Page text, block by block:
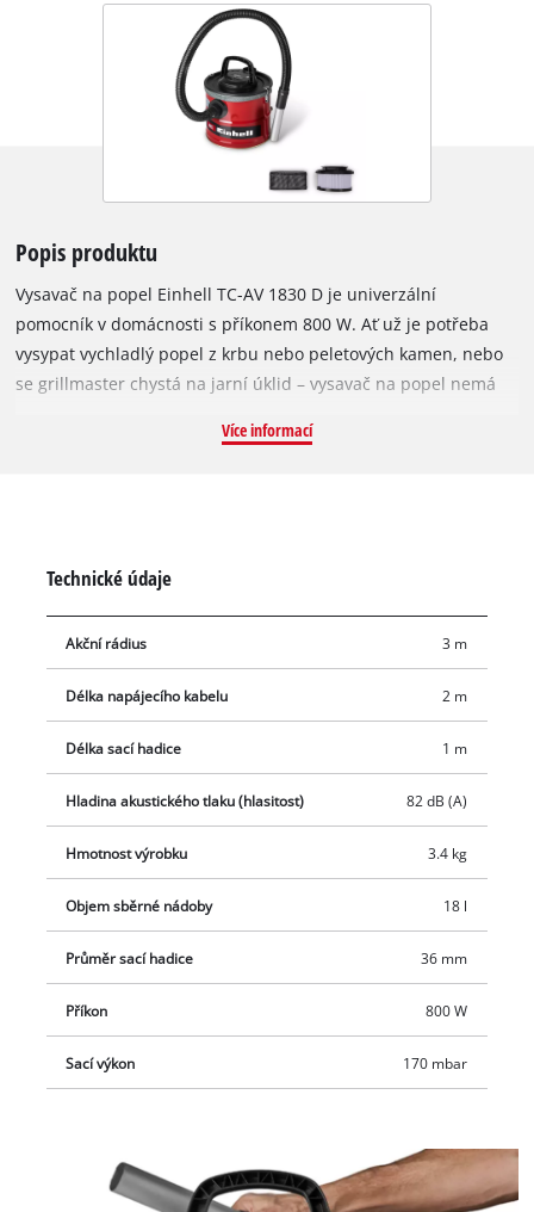
Popis produktu
Vysavač na popel Einhell TC-AV 1830 D je univerzální
pomocník v domácnosti s příkonem 800 W. Ať už je potřeba
vysypat vychladlý popel z krbu nebo peletových kamen, nebo
se grillmaster chystá na jarní úklid – vysavač na popel nemá
výdrž i při delším používání. Maximální sací výkon činí 170
brání rychlému zanášení skládaného filtru. Nádobu na popel
lze snadno vyprázdnit pomocí rychloupínacích uzávěrů.
Napájecí kabel se jednoduše a přehledně uloží pomocí pásku
na výstup vzduchu. Součástí balení je kovem zesílená sací
hadice a hliníková sací trubka.
Více informací
Technické údaje
Akční rádius 3 m
Délka napájecího kabelu 2 m
Délka sací hadice 1 m
Hladina akustického tlaku (hlasitost) 82 dB (A)
Hmotnost výrobku 3.4 kg
Objem sběrné nádoby 18 l
Průměr sací hadice 36 mm
Příkon 800 W
Sací výkon 170 mbar